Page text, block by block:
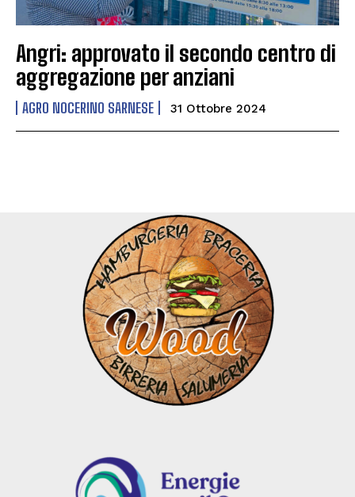
Angri: approvato il secondo centro di
aggregazione per anziani
AGRO NOCERINO SARNESE 31 Ottobre 2024